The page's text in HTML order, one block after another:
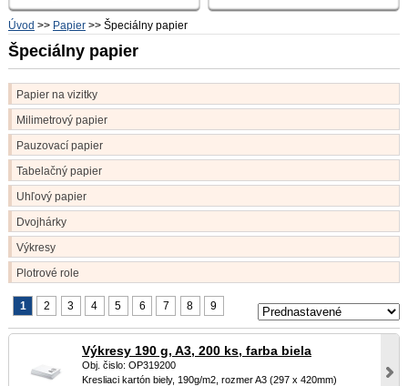
Úvod >> Papier >> Špeciálny papier
Špeciálny papier
Papier na vizitky
Milimetrový papier
Pauzovací papier
Tabelačný papier
Uhľový papier
Dvojhárky
Výkresy
Plotrové role
1 2 3 4 5 6 7 8 9
Výkresy 190 g, A3, 200 ks, farba biela
Obj. čislo: OP319200
Kresliaci kartón biely, 190g/m2, rozmer A3 (297 x 420mm)